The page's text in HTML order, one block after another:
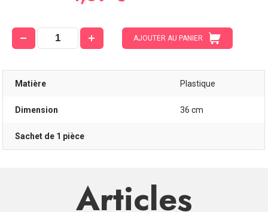
AJOUTER AU PANIER
Matière Plastique
Dimension 36 cm
Sachet de 1 pièce
Articles